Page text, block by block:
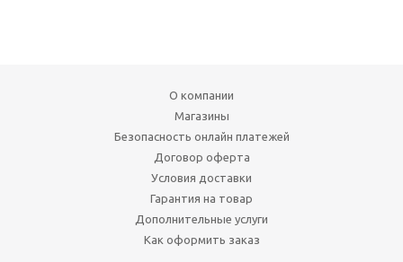
О компании
Магазины
Безопасность онлайн платежей
Договор оферта
Условия доставки
Гарантия на товар
Дополнительные услуги
Как оформить заказ